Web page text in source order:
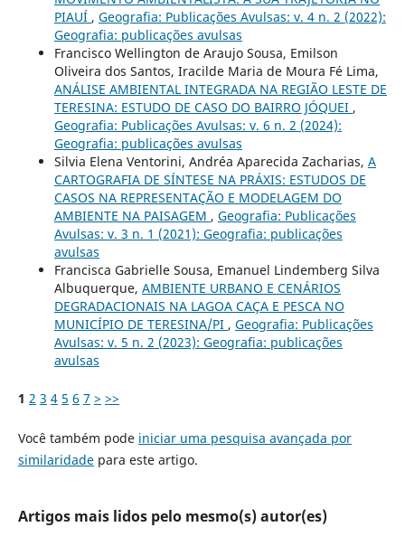
PIAUÍ , Geografia: Publicações Avulsas: v. 4 n. 2 (2022):
Geografia: publicações avulsas
Francisco Wellington de Araujo Sousa, Emilson
Oliveira dos Santos, Iracilde Maria de Moura Fé Lima,
ANÁLISE AMBIENTAL INTEGRADA NA REGIÃO LESTE DE
TERESINA: ESTUDO DE CASO DO BAIRRO JÓQUEI ,
Geografia: Publicações Avulsas: v. 6 n. 2 (2024):
Geografia: publicações avulsas
Silvia Elena Ventorini, Andréa Aparecida Zacharias, A
CARTOGRAFIA DE SÍNTESE NA PRÁXIS: ESTUDOS DE
CASOS NA REPRESENTAÇÃO E MODELAGEM DO
AMBIENTE NA PAISAGEM , Geografia: Publicações
Avulsas: v. 3 n. 1 (2021): Geografia: publicações
avulsas
Francisca Gabrielle Sousa, Emanuel Lindemberg Silva
Albuquerque, AMBIENTE URBANO E CENÁRIOS
DEGRADACIONAIS NA LAGOA CAÇA E PESCA NO
MUNICÍPIO DE TERESINA/PI , Geografia: Publicações
Avulsas: v. 5 n. 2 (2023): Geografia: publicações
avulsas
1 2 3 4 5 6 7 > >>
Você também pode iniciar uma pesquisa avançada por
similaridadepara este artigo.
Artigos mais lidos pelo mesmo(s) autor(es)